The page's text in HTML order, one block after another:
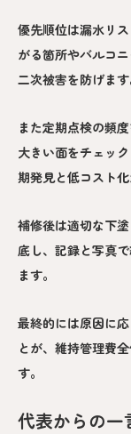
優先順位は漏水リ
がる箇所やバルコ
二次被害を防げます
また定期点検の頻
大きい面をチェッ
期発見と低コスト化
補修後は適切な下
底し、記録と写真
ます。
最終的には原因に
とが、維持管理費
す。
代表からの一